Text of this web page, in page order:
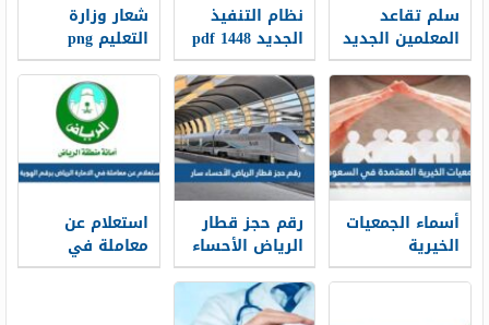
سلم تقاعد
المعلمين الجديد
1448
نظام التنفيذ
الجديد 1448 pdf
شعار وزارة
التعليم png
الجديد 1448
أسماء الجمعيات
الخيرية
المعتمدة في
السعودية
رقم حجز قطار
الرياض الأحساء
سار محطة
القطار الموحد
1448
استعلام عن
معاملة في
الامارة الرياض